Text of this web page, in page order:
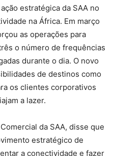
estratégica da SAA no
na África. Em março
as operações para
o número de frequências
durante o dia. O novo
de destinos como
os clientes corporativos
a lazer.
da SAA, disse que
estratégico de
a conectividade e fazer